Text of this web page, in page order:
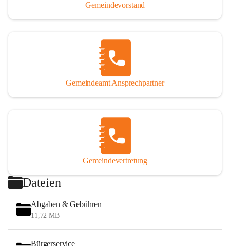
Gemeindevorstand
Gemeindeamt Ansprechpartner
Gemeindevertretung
Dateien
Abgaben & Gebühren
11,72 MB
Bürgerservice